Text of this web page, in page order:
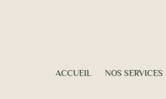
ACCUEIL NOS SERVICES